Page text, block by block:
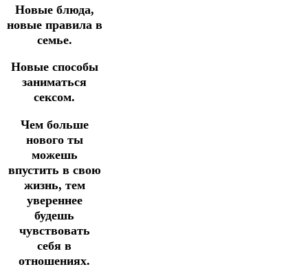
Новые блюда,
новые правила в
семье.
Новые способы
заниматься
сексом.
Чем больше
нового ты
можешь
впустить в свою
жизнь, тем
увереннее
будешь
чувствовать
себя в
отношениях.